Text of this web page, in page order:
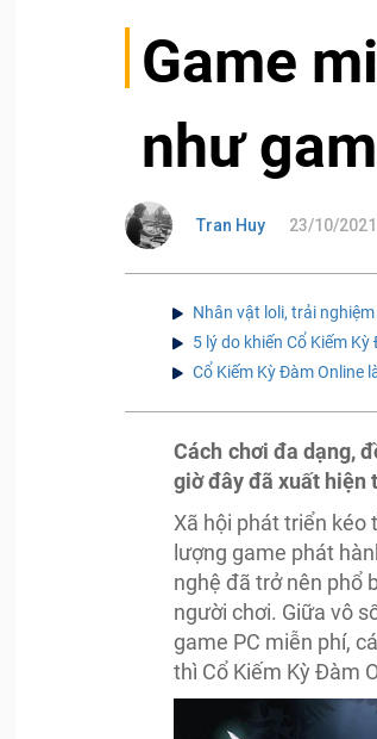
Game
như
Tran Huy 23/10/
Nhân vật loli, trải
5 lý do khiến Cổ Kiếm
Cổ Kiếm Kỳ Đàm Online
Cách chơi đa dạng,
giờ đây đã xuất hiện
Xã hội phát triển kéo
lượng game phát
nghệ đã trở nên phổ
người chơi. Giữa vô
game PC miễn phí,
thì Cổ Kiếm Kỳ Đàm